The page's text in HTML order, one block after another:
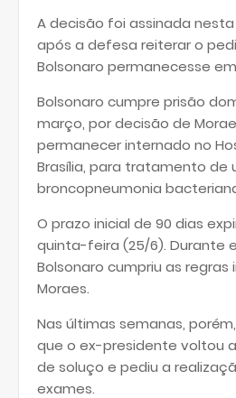
A decisão foi assinada
após a defesa reiterar o
Bolsonaro permanecesse
Bolsonaro cumpre prisão
março, por decisão de
permanecer internado no
Brasília, para tratamento de
broncopneumonia
O prazo inicial de 90 dias
quinta-feira (25/6). Durante
Bolsonaro cumpriu as
Moraes.
Nas últimas semanas,
que o ex-presidente voltou
de soluço e pediu a
exames.